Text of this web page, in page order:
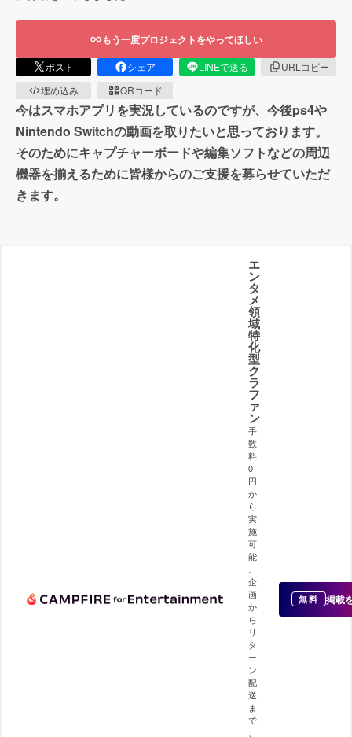
もう一度プロジェクトをやってほしい
ポスト シェア LINEで送る
URLコピー
埋め込み
QRコード
今はスマホアプリを実況しているのですが、今後ps4や
Nintendo Switchの動画を取りたいと思っております。
そのためにキャプチャーボードや編集ソフトなどの周辺
機器を揃えるために皆様からのご支援を募らせていただ
きます。
エ
ン
タ
メ
領
域
特
化
型
ク
ラ
フ
ァ
ン
手
数
料
0
円
か
ら
実
施
可
能
企
画
か
ら
リ
タ
ー
ン
配
送
ま
で
無料 掲載